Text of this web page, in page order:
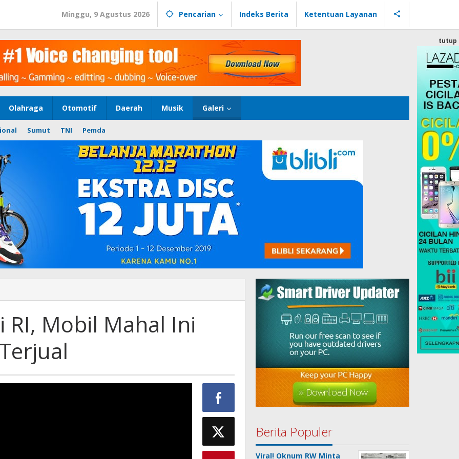
Minggu, 9 Agustus 2026 Pencarian Indeks Berita Ketentuan Layanan
Olahraga Otomotif Daerah Musik Galeri
Sumut TNI Pemda
tutup
Mobil Mahal Ini
Berita Populer
Viral! Oknum RW Minta